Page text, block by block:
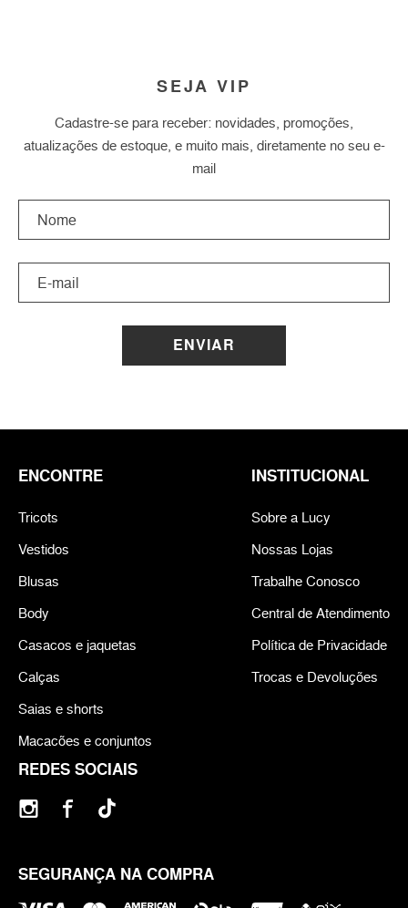
SEJA VIP
Cadastre-se para receber: novidades, promoções,
atualizações de estoque, e muito mais, diretamente no seu e-
mail
ENVIAR
REDES SOCIAIS
SEGURANÇA NA COMPRA
ENCONTRE
Tricots
Vestidos
Blusas
Body
Casacos e jaquetas
Calças
Saias e shorts
Macacões e conjuntos
INSTITUCIONAL
Sobre a Lucy
Nossas Lojas
Trabalhe Conosco
Central de Atendimento
Política de Privacidade
Trocas e Devoluções